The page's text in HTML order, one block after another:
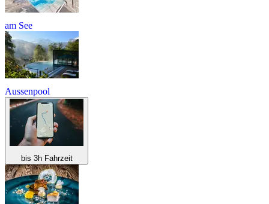
am See
Aussenpool
bis 3h Fahrzeit